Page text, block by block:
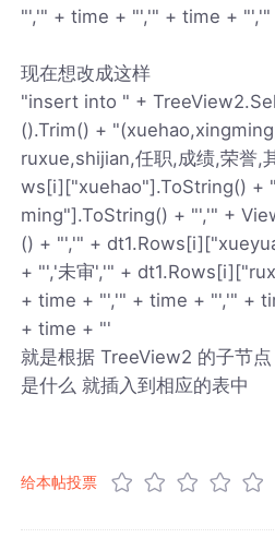
"','" + time + "','" + time +
现在想改成这样
"insert into " +
().Trim() +
ruxue,shijian,任职,成绩,荣誉,
ws[i]["xuehao"].ToString() +
ming"].ToString() + "','" +
() + "','" +
+ "','未审','" +
+ time + "','" + time + "','" +
+ time + "'
就是根据 TreeView2 的子节
是什么 就插入到相应的表中
给本帖投票